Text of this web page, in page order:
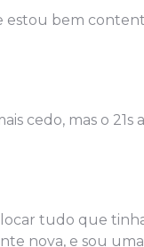
estou bem
cedo, mas o 21s
tudo que
nova, e sou